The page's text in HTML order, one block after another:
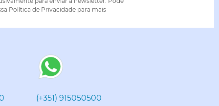
Política de Privacidade para mais
(+351) 915050500